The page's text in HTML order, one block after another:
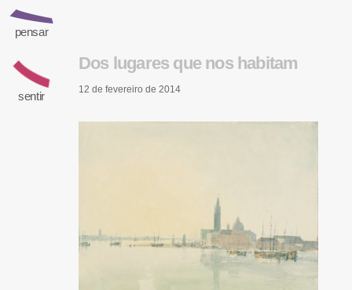
pensar
sentir
Dos lugares que nos habitam
12 de fevereiro de 2014